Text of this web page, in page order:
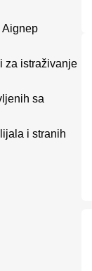
Aignep
za istraživanje
sa
i stranih